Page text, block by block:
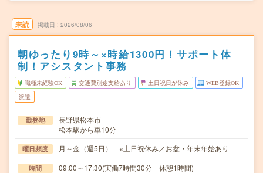
未読 掲載日 2026/08/06
朝ゆったり9時～×時給1300円！サポート体
制！アシスタント事務
職種未経験OK 交通費別途支給あり 土日祝日が休み WEB登録OK
派遣
勤務地
長野県松本市
松本駅から車10分
曜日頻度 月～金（週5日） ※土日祝休み／お盆・年末年始あり
時間 09:00～17:30(実働7時間30分 休憩1時間)